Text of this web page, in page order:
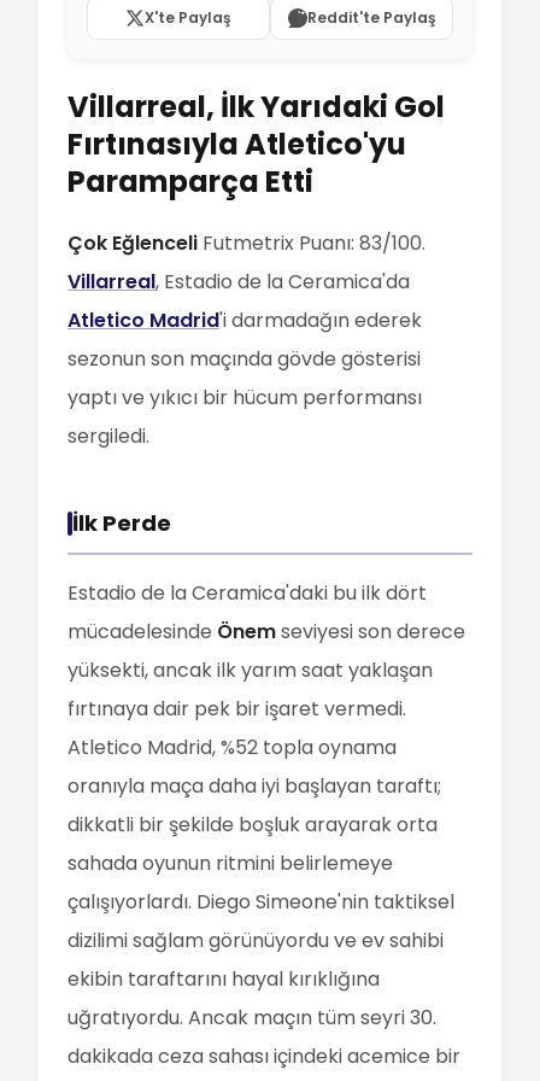
X'te Paylaş Reddit'te Paylaş
Villarreal, İlk Yarıdaki Gol
Fırtınasıyla Atletico'yu
Paramparça Etti
Çok Eğlenceli Futmetrix Puanı: 83/100.
Villarreal, Estadio de la Ceramica'da
Atletico Madrid'i darmadağın ederek
sezonun son maçında gövde gösterisi
yaptı ve yıkıcı bir hücum performansı
sergiledi.
İlk Perde
Estadio de la Ceramica'daki bu ilk dört
mücadelesinde Önemseviyesi son derece
yüksekti, ancak ilk yarım saat yaklaşan
fırtınaya dair pek bir işaret vermedi.
Atletico Madrid, %52 topla oynama
oranıyla maça daha iyi başlayan taraftı;
dikkatli bir şekilde boşluk arayarak orta
sahada oyunun ritmini belirlemeye
çalışıyorlardı. Diego Simeone'nin taktiksel
dizilimi sağlam görünüyordu ve ev sahibi
ekibin taraftarını hayal kırıklığına
uğratıyordu. Ancak maçın tüm seyri 30.
dakikada ceza sahası içindeki acemice bir